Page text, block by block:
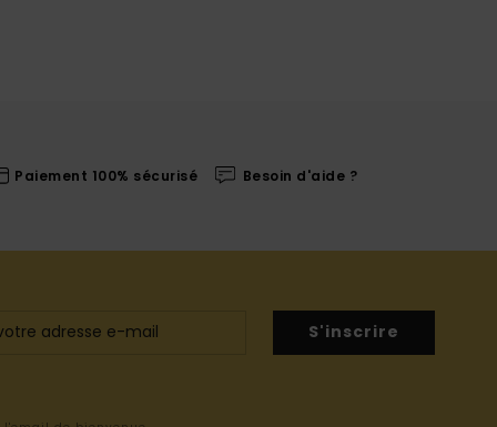
Paiement 100% sécurisé Besoin d'aide ?
S'inscrire